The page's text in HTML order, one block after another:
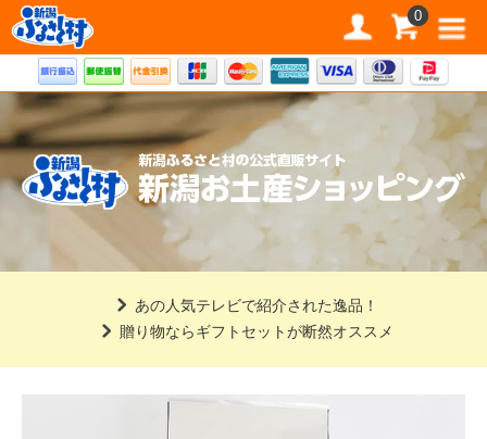
道の駅 新潟ふるさと村公式直販サイト 0
あの人気テレビで紹介された逸品！
贈り物ならギフトセットが断然オススメ